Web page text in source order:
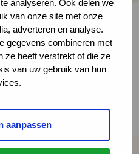
analyseren. Ook delen we
van onze site met onze
adverteren en analyse.
gegevens combineren met
ze heeft verstrekt of die ze
van uw gebruik van hun
aanpassen
internationale
bij neuromusculaire
hulp. Fijn als je de